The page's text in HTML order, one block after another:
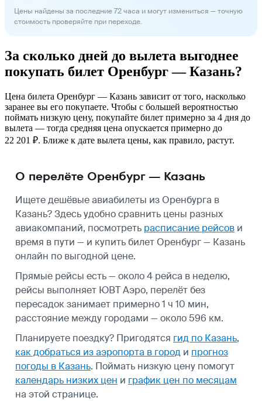
Цены найдены за последние 72 часа и могут измениться — точную
стоимость проверяйте при переходе.
За сколько дней до вылета выгоднее
покупать билет Оренбург — Казань?
Цена билета Оренбург — Казань зависит от того, насколько
заранее вы его покупаете. Чтобы с большей вероятностью
поймать низкую цену, покупайте билет примерно за 4 дня до
вылета — тогда средняя цена опускается примерно до
22 201 ₽. Ближе к дате вылета цены, как правило, растут.
О перелёте Оренбург — Казань
Ищете дешёвые авиабилеты из Оренбурга в
Казань? Здесь удобно сравнить цены разных
авиакомпаний, посмотреть расписание рейсов и
время в пути — и купить билет Оренбург — Казань
онлайн по выгодной цене.
Прямые рейсы есть — около 4 рейса в неделю,
рейсы выполняет ЮВТ Аэро, перелёт без
пересадок занимает примерно 1 ч 10 мин,
расстояние между городами — около 596 км.
Планируете поездку? Пригодятся гид по Казань,
как добраться из аэропорта в город и прогноз
погоды в Казань. Поймать низкую цену помогут
календарь низких цен и график цен по месяцам
на этой странице.